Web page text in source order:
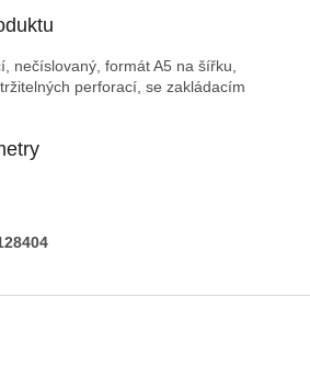
nečíslovaný, formát A5 na šířku,
perforací, se zakládacím